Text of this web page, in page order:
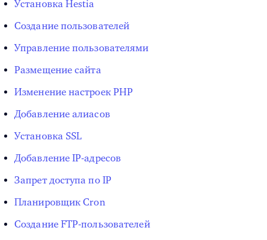
Установка Hestia
Создание пользователей
Управление пользователями
Размещение сайта
Изменение настроек PHP
Добавление алиасов
Установка SSL
Добавление IP-адресов
Запрет доступа по IP
Планировщик Cron
Создание FTP-пользователей